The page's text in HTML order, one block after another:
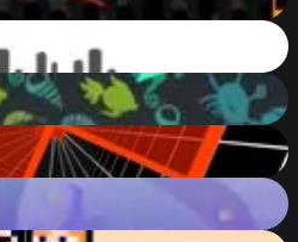
no internet game)